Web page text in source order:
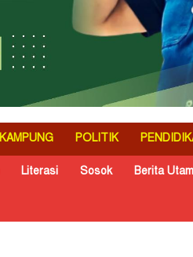
KAMPUNG POLITIK
Literasi Sosok Berita